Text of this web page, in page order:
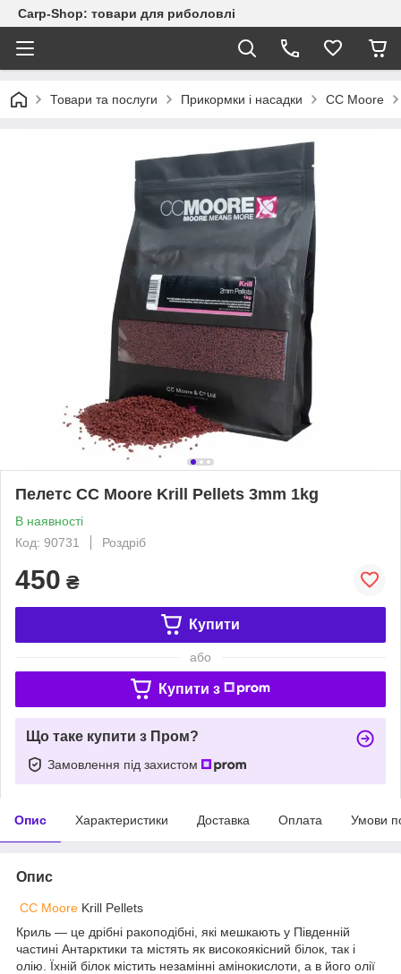
Carp-Shop: товари для риболовлі
Товари та послуги Прикормки і насадки CC Moore
Пелетс CC Moore Krill Pellets 3mm 1kg
В наявності
Код: 90731
Роздріб
450 ₴
Купити
або
Купити з
Що таке купити з Пром?
Замовлення під захистом
Опис Характеристики Доставка Оплата Умови
Опис
CC Moore Krill Pellets
Криль — це дрібні ракоподібні, які мешкають у Південній
частині Антарктики та містять як високоякісний білок, так і
олію. Їхній білок містить незамінні амінокислоти, а в його олії